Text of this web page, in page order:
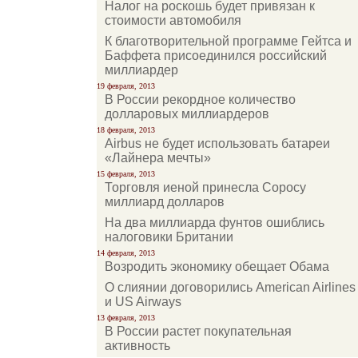
Налог на роскошь будет привязан к
стоимости автомобиля
К благотворительной программе Гейтса и
Баффета присоединился российский
миллиардер
19 февраля, 2013
В России рекордное количество
долларовых миллиардеров
18 февраля, 2013
Airbus не будет использовать батареи
«Лайнера мечты»
15 февраля, 2013
Торговля иеной принесла Соросу
миллиард долларов
На два миллиарда фунтов ошиблись
налоговики Британии
14 февраля, 2013
Возродить экономику обещает Обама
О слиянии договорились American Airlines
и US Airways
13 февраля, 2013
В России растет покупательная
активность